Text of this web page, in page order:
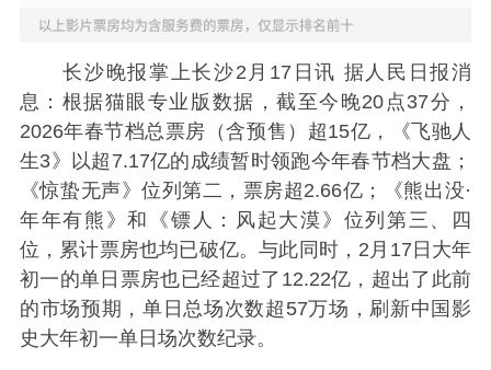
长沙晚报掌上长沙2月17日讯 据人民日报消
息： 根据猫眼专业版数据，截至今晚20点37分，
2026年春节档总票房（含预售）超15亿，《飞驰人
生3》以超7.17亿的成绩暂时领跑今年春节档大盘；
《惊蛰无声》位列第二，票房超2.66亿；《熊出没·
年年有熊》和《镖人：风起大漠》位列第三、四
位，累计票房也均已破亿。与此同时，2月17日大年
初一的单日票房也已经超过了12.22亿，超出了此前
的市场预期，单日总场次数超57万场，刷新中国影
史大年初一单日场次数纪录。